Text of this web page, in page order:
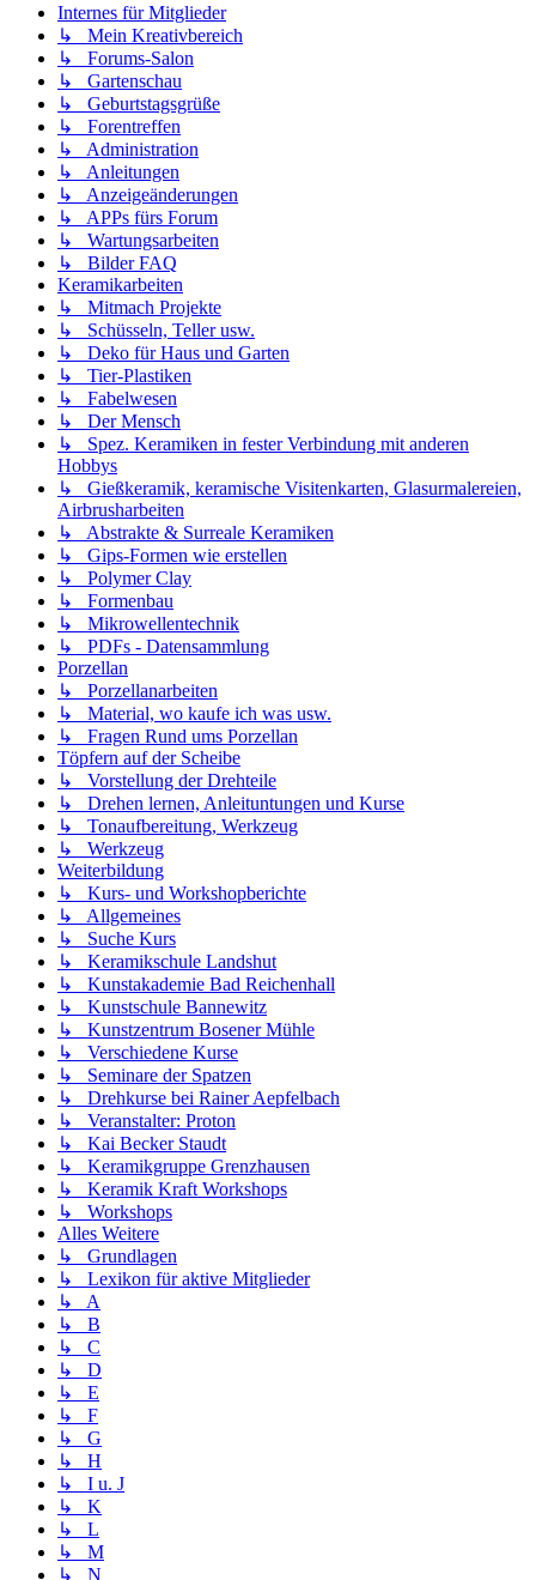
Internes für Mitglieder
↳ Mein Kreativbereich
↳ Forums-Salon
↳ Gartenschau
↳ Geburtstagsgrüße
↳ Forentreffen
↳ Administration
↳ Anleitungen
↳ Anzeigeänderungen
↳ APPs fürs Forum
↳ Wartungsarbeiten
↳ Bilder FAQ
Keramikarbeiten
↳ Mitmach Projekte
↳ Schüsseln, Teller usw.
↳ Deko für Haus und Garten
↳ Tier-Plastiken
↳ Fabelwesen
↳ Der Mensch
↳ Spez. Keramiken in fester Verbindung mit anderen
Hobbys
↳ Gießkeramik, keramische Visitenkarten, Glasurmalereien,
Airbrusharbeiten
↳ Abstrakte & Surreale Keramiken
↳ Gips-Formen wie erstellen
↳ Polymer Clay
↳ Formenbau
↳ Mikrowellentechnik
↳ PDFs - Datensammlung
Porzellan
↳ Porzellanarbeiten
↳ Material, wo kaufe ich was usw.
↳ Fragen Rund ums Porzellan
Töpfern auf der Scheibe
↳ Vorstellung der Drehteile
↳ Drehen lernen, Anleituntungen und Kurse
↳ Tonaufbereitung, Werkzeug
↳ Werkzeug
Weiterbildung
↳ Kurs- und Workshopberichte
↳ Allgemeines
↳ Suche Kurs
↳ Keramikschule Landshut
↳ Kunstakademie Bad Reichenhall
↳ Kunstschule Bannewitz
↳ Kunstzentrum Bosener Mühle
↳ Verschiedene Kurse
↳ Seminare der Spatzen
↳ Drehkurse bei Rainer Aepfelbach
↳ Veranstalter: Proton
↳ Kai Becker Staudt
↳ Keramikgruppe Grenzhausen
↳ Keramik Kraft Workshops
↳ Workshops
Alles Weitere
↳ Grundlagen
↳ Lexikon für aktive Mitglieder
↳ A
↳ B
↳ C
↳ D
↳ E
↳ F
↳ G
↳ H
↳ I u. J
↳ K
↳ L
↳ M
↳ N